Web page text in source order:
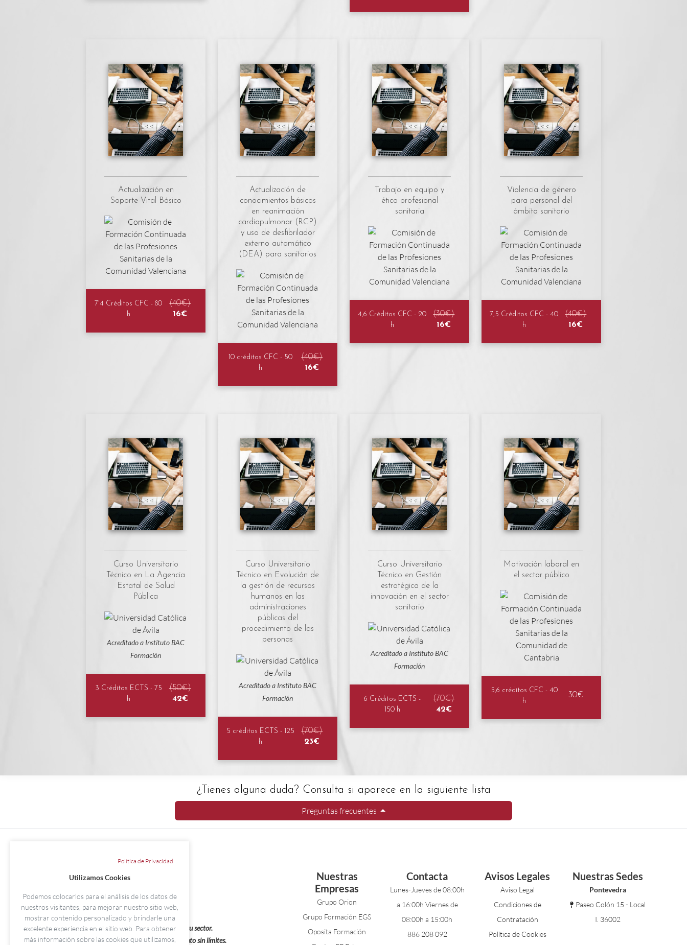
Política de Privacidad
Utilizamos Cookies
Podemos colocarlos para el análisis de los datos de
nuestros visitantes, para mejorar nuestro sitio web,
mostrar contenido personalizado y brindarle una
excelente experiencia en el sitio web. Para obtener
más información sobre las cookies que utilizamos,
Actualización en
Soporte Vital Básico
7'4 Créditos CFC - 80
h
(40€)
16€
Actualización de
conocimientos básicos
en reanimación
cardiopulmonar (RCP)
y uso de desfibrilador
externo automático
(DEA) para sanitarios
10 créditos CFC - 50
h
(40€)
16€
Trabajo en equipo y
ética profesional
sanitaria
4,6 Créditos CFC - 20
h
(30€)
16€
Violencia de género
para personal del
ámbito sanitario
7,5 Créditos CFC - 40
h
(40€)
16€
Curso Universitario
Técnico en La Agencia
Estatal de Salud
Pública
Acreditado a Instituto BAC
Formación
3 Créditos ECTS - 75
h
(50€)
42€
Curso Universitario
Técnico en Evolución de
la gestión de recursos
humanos en las
administraciones
públicas del
procedimiento de las
personas
Acreditado a Instituto BAC
Formación
5 créditos ECTS - 125
h
(70€)
23€
Curso Universitario
Técnico en Gestión
estratégica de la
innovación en el sector
sanitario
Acreditado a Instituto BAC
Formación
6 Créditos ECTS -
150 h
(70€)
42€
Motivación laboral en
el sector público
5,6 créditos CFC - 40
h
30€
¿Tienes alguna duda? Consulta si aparece en la siguiente lista
Preguntas frecuentes
Impulsa tu carrera, lidera tu sector.
Excelencia educativa, crecimiento sin límites.
Nuestras
Empresas
Grupo Orion
Grupo Formación EGS
Oposita Formación
Contacta
Lunes-Jueves de 08:00h
a 16:00h Viernes de
08:00h a 15:00h
886 208 092
Avisos Legales
Aviso Legal
Condiciones de
Contratación
Política de Cookies
Nuestras Sedes
Pontevedra
Paseo Colón 15 - Local
I. 36002